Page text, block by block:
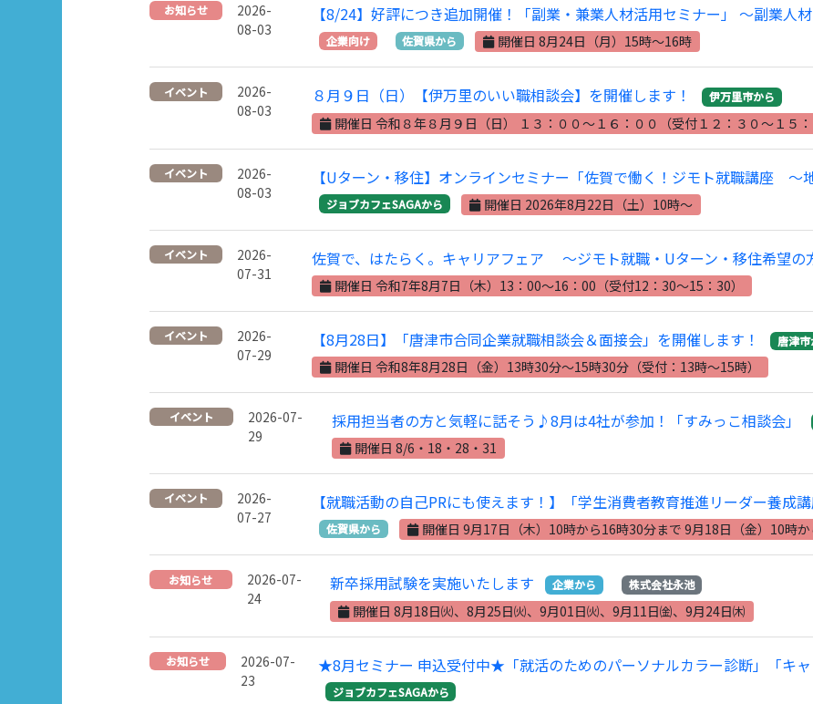
お知らせ
2026-
08-03
【8/24】好評につき追加開催！「副業・兼業人材活用セミナー」 ～副業人
企業向け 佐賀県から 開催日 8月24日（月）15時～16時
イベント
2026-
08-03
８月９日（日）【伊万里のいい職相談会】を開催します！ 伊万里市から
開催日 令和８年８月９日（日） １３：００～１６：００（受付１２：３０～１５：
イベント
2026-
08-03
【Uターン・移住】オンラインセミナー「佐賀で働く！ジモト就職講座 ～
ジョブカフェSAGAから 開催日 2026年8月22日（土）10時～
イベント
2026-
07-31
佐賀で、はたらく。キャリアフェア ～ジモト就職・Uターン・移住希望の
開催日 令和7年8月7日（木）13：00～16：00（受付12：30～15：30）
イベント
2026-
07-29
【8月28日】「唐津市合同企業就職相談会＆面接会」を開催します！ 唐津市
開催日 令和8年8月28日（金）13時30分～15時30分（受付：13時～15時）
イベント
2026-07-
29
採用担当者の方と気軽に話そう♪8月は4社が参加！「すみっこ相談会」
開催日 8/6・18・28・31
イベント
2026-
07-27
【就職活動の自己PRにも使えます！】「学生消費者教育推進リーダー養成
佐賀県から 開催日 9月17日（木）10時から16時30分まで 9月18日（金）10時
お知らせ
2026-07-
24
新卒採用試験を実施いたします 企業から 株式会社永池
開催日 8月18日㈫、8月25日㈫、9月01日㈫、9月11日㈮、9月24日㈭
お知らせ
2026-07-
23
★8月セミナー 申込受付中★「就活のためのパーソナルカラー診断」「キャ
ジョブカフェSAGAから